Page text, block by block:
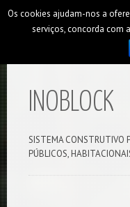
INOBLOCK
SISTEMA CONSTRUTIVO
PÚBLICOS,
Os cookies ajudam-nos a
serviços, concorda com